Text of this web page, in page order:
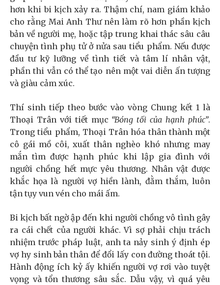
hơn khi bi kịch xảy ra. Thậm chí, nam giám khảo
cho rằng Mai Anh Thư nên làm rõ hơn phần kịch
bản về người mẹ, hoặc tập trung khai thác sâu câu
chuyện tình phụ tử ở nửa sau tiểu phẩm. Nếu được
đầu tư kỹ lưỡng về tình tiết và tâm lí nhân vật,
phần thi vẫn có thể tạo nên một vai diễn ấn tượng
và giàu cảm xúc.
Thí sinh tiếp theo bước vào vòng Chung kết 1 là
Thoại Trân với tiết mục “Bóng tối của hạnh phúc”.
Trong tiểu phẩm, Thoại Trân hóa thân thành một
cô gái mồ côi, xuất thân nghèo khó nhưng may
mắn tìm được hạnh phúc khi lập gia đình với
người chồng hết mực yêu thương. Nhân vật được
khắc họa là người vợ hiền lành, đằm thắm, luôn
tận tụy vun vén cho mái ấm.
Bi kịch bất ngờ ập đến khi người chồng vô tình gây
ra cái chết của người khác. Vì sợ phải chịu trách
nhiệm trước pháp luật, anh ta nảy sinh ý định ép
vợ hy sinh bản thân để đổi lấy con đường thoát tội.
Hành động ích kỷ ấy khiến người vợ rơi vào tuyệt
vọng và tổn thương sâu sắc. Dẫu vậy, vì quá yêu